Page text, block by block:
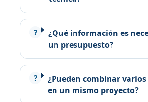
¿Qué información es
un presupuesto?
¿Pueden combinar
en un mismo proyecto?